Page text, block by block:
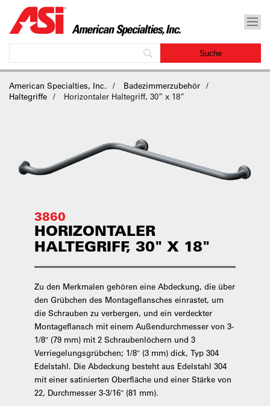
American Specialties, Inc.
Badezimmerzubehör
Haltegriffe
Horizontaler Haltegriff, 30” x 18”
3860
HORIZONTALER
HALTEGRIFF, 30" X 18"
Zu den Merkmalen gehören eine Abdeckung, die über
den Grübchen des Montageflansches einrastet, um
die Schrauben zu verbergen, und ein verdeckter
Montageflansch mit einem Außendurchmesser von 3-
1/8″ (79 mm) mit 2 Schraubenlöchern und 3
Verriegelungsgrübchen; 1/8″ (3 mm) dick, Typ 304
Edelstahl. Die Abdeckung besteht aus Edelstahl 304
mit einer satinierten Oberfläche und einer Stärke von
22, Durchmesser 3-3/16″ (81 mm).